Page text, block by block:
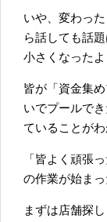
いや、変わっ
ら話しても話
小さくなった
皆が「資金集
いでプールで
ていることが
「皆よく頑張
の作業が始まっ
まずは店舗探